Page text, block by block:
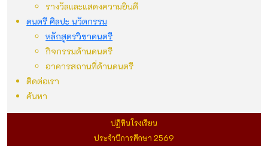
รางวัลและแสดงความยินดี
ดนตรี ศิลปะ นวัตกรรม
หลักสูตรวิชาดนตรี
กิจกรรมด้านดนตรี
อาคารสถานที่ด้านดนตรี
ติดต่อเรา
ค้นหา
ปฏิทินโรงเรียน
ประจำปีการศึกษา 2569